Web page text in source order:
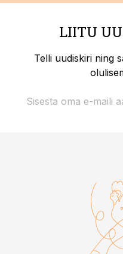
LIITU
Telli uudiskiri ning